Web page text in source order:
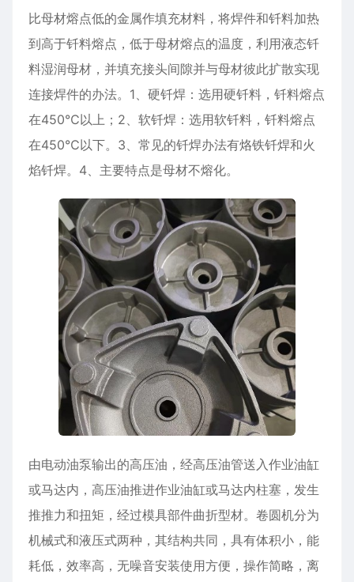
比母材熔点低的金属作填充材料，将焊件和钎料加热
到高于钎料熔点，低于母材熔点的温度，利用液态钎
料湿润母材，并填充接头间隙并与母材彼此扩散实现
连接焊件的办法。1、硬钎焊：选用硬钎料，钎料熔点
在450℃以上；2、软钎焊：选用软钎料，钎料熔点
在450℃以下。3、常见的钎焊办法有烙铁钎焊和火
焰钎焊。4、主要特点是母材不熔化。
由电动油泵输出的高压油，经高压油管送入作业油缸
或马达内，高压油推进作业油缸或马达内柱塞，发生
推推力和扭矩，经过模具部件曲折型材。卷圆机分为
机械式和液压式两种，其结构共同，具有体积小，能
耗低，效率高，无噪音安装使用方便，操作简略，离